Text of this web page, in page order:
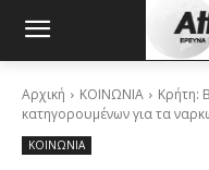
Αρχική ΚΟΙΝΩΝΙΑ
Κρήτη:
κατηγορουμένων για τα
ΚΟΙΝΩΝΙΑ